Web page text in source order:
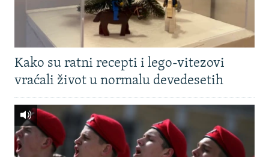
Kako su ratni recepti i lego-vitezovi
vraćali život u normalu devedesetih